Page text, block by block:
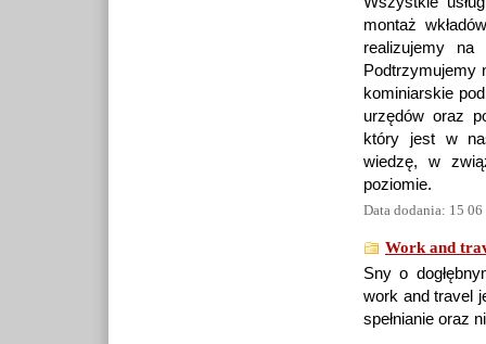
montaż
realizujemy na
Podtrzymujemy
kominiarskie
urzędów oraz
który jest w
wiedzę, w
poziomie.
Data dodania: 15
Work and
Sny o
work and travel
spełnianie oraz